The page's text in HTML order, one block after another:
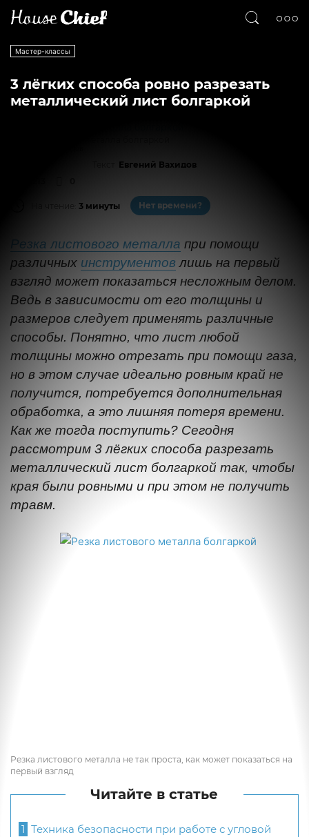
Мастер-классы
3 лёгких способа ровно разрезать
металлический лист болгаркой
Евгений Вахидов
3 минуты Нет времени?
Резка листового металла при помощи
различных инструментов лишь на первый
взгляд может показаться несложным делом.
Ведь в зависимости от его толщины и
размеров следует применять различные
способы. Понятно, что лист любой
толщины можно отрезать при помощи газа,
но в этом случае идеально ровным край не
получится, потребуется дополнительная
обработка, а это лишняя потеря времени.
Как же тогда поступить? Сегодня
рассмотрим 3 лёгких способа разрезать
металлический лист болгаркой так, чтобы
края были ровными и при этом не получить
травм.
Резка листового металла не так проста, как может показаться на
первый взгляд
Читайте в статье
1 Техника безопасности при работе с угловой